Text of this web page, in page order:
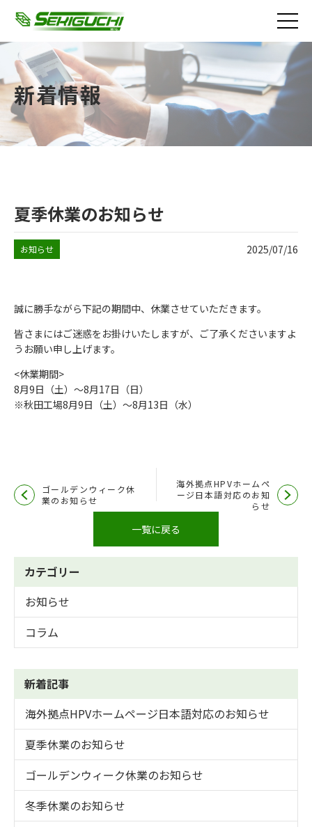
新着情報
夏季休業のお知らせ
お知らせ 2025/07/16
誠に勝手ながら下記の期間中、休業させていただきます。
皆さまにはご迷惑をお掛けいたしますが、ご了承くださいますよ
うお願い申し上げます。
<休業期間>
8月9日（土）～8月17日（日）
※秋田工場8月9日（土）～8月13日（水）
ゴールデンウィーク休
業のお知らせ
一覧に戻る
海外拠点HPVホームペ
ージ日本語対応のお知
らせ
カテゴリー
お知らせ
コラム
新着記事
海外拠点HPVホームページ日本語対応のお知らせ
夏季休業のお知らせ
ゴールデンウィーク休業のお知らせ
冬季休業のお知らせ